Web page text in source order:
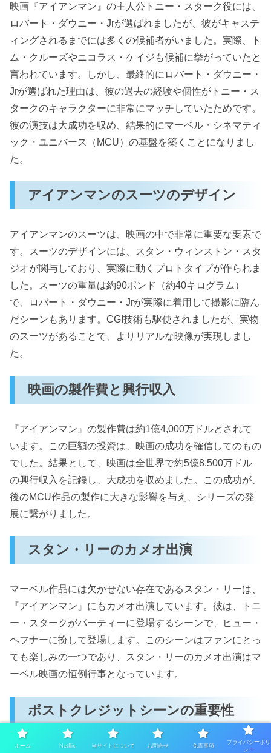
映画『アイアンマン』の主人公トニー・スターク役には、
ロバート・ダウニー・Jrが選ばれましたが、彼がキャステ
ィングされるまでには多くの候補者がいました。実際、ト
ム・クルーズやニコラス・ケイジも候補に挙がっていたと
言われています。しかし、最終的にロバート・ダウニー・
Jrが選ばれた理由は、彼の過去の経験や個性がトニー・ス
タークのキャラクターに非常にマッチしていたためです。
彼の演技は大成功を収め、結果的にマーベル・シネマティ
ック・ユニバース（MCU）の基盤を築くことになりまし
た。
アイアンマンのスーツのデザイン
アイアンマンのスーツは、映画の中で非常に重要な要素で
す。スーツのデザインには、スタン・ウィンストン・スタ
ジオが関与しており、実際に動くプロトタイプが作られま
した。スーツの重量は約90ポンド（約40キログラム）
で、ロバート・ダウニー・Jrが実際に着用して撮影に臨ん
だシーンもあります。CGI技術も駆使されましたが、実物
のスーツがあることで、よりリアルな映像が実現しまし
た。
映画の製作費と興行収入
『アイアンマン』の製作費は約1億4,000万ドルとされて
います。この巨額の投資は、映画の成功を確信してのもの
でした。結果として、映画は全世界で約5億8,500万ドル
の興行収入を記録し、大成功を収めました。この成功が、
後のMCU作品の製作に大きな影響を与え、シリーズの発
展に繋がりました。
スタン・リーのカメオ出演
マーベル作品には欠かせない存在であるスタン・リーは、
『アイアンマン』にもカメオ出演しています。彼は、トニ
ー・スタークがパーティーに登場するシーンで、ヒュー・
ヘフナーに扮して登場します。このシーンはファンにとっ
ても楽しみの一つであり、スタン・リーのカメオ出演はマ
ーベル映画の恒例行事となっています。
ポストクレジットシーンの重要性
『アイアンマン』のポストクレジットシーンは、MCUの
ホーム Netflix 当サイトについて お問合せ 免責事項
プライバシーポリ
シー